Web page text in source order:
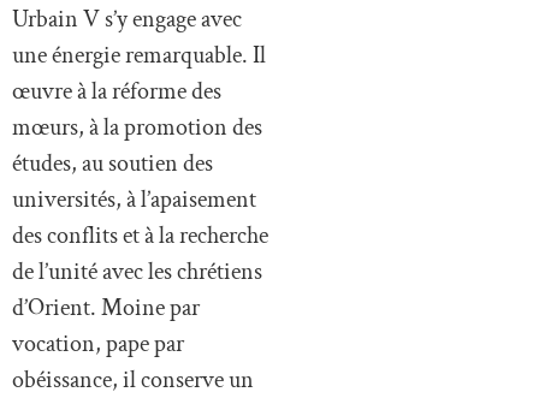
Urbain V s’y engage avec
une énergie remarquable. Il
œuvre à la réforme des
mœurs, à la promotion des
études, au soutien des
universités, à l’apaisement
des conflits et à la recherche
de l’unité avec les chrétiens
d’Orient. Moine par
vocation, pape par
obéissance, il conserve un